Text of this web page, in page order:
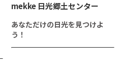
mekke 日光郷土センター
あなただけの日光を見つけよ
う！